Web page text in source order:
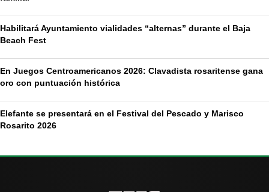
Habilitará Ayuntamiento vialidades “alternas” durante el Baja
Beach Fest
En Juegos Centroamericanos 2026: Clavadista rosaritense gana
oro con puntuación histórica
Elefante se presentará en el Festival del Pescado y Marisco
Rosarito 2026